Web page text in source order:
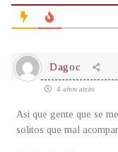
Dagoc
4 años atrás
Asi que gente que se
solitos que mal